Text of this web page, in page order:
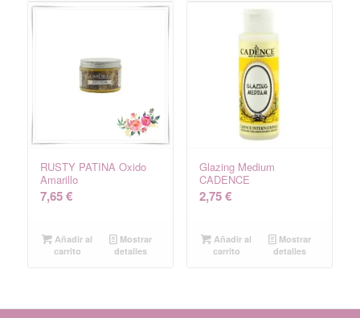
RUSTY PATINA Oxido
Amarillo
7,65€
Añadir al
carrito
Mostrar
detalles
Glazing Medium
CADENCE
2,75€
Añadir al
carrito
Mostrar
detalles